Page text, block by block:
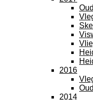
2016
2014